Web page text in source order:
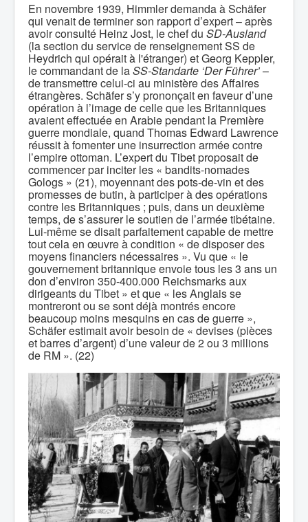
En novembre 1939, Himmler demanda à Schäfer
qui venait de terminer son rapport d’expert – après
avoir consulté Heinz Jost, le chef du SD-Ausland
(la section du service de renseignement SS de
Heydrich qui opérait à l'étranger) et Georg Keppler,
le commandant de laSS-Standarte ‘Der Führer’–
de transmettre celui-ci au ministère des Affaires
étrangères. Schäfer s’y prononçait en faveur d’une
opération à l’image de celle que les Britanniques
avaient effectuée en Arabie pendant la Première
guerre mondiale, quand Thomas Edward Lawrence
réussit à fomenter une insurrection armée contre
l’empire ottoman. L’expert du Tibet proposait de
commencer par inciter les « bandits-nomades
Gologs » (21), moyennant des pots-de-vin et des
promesses de butin, à participer à des opérations
contre les Britanniques ; puis, dans un deuxième
temps, de s’assurer le soutien de l’armée tibétaine.
Lui-même se disait parfaitement capable de mettre
tout cela en œuvre à condition « de disposer des
moyens financiers nécessaires ». Vu que « le
gouvernement britannique envoie tous les 3 ans un
don d’environ 350-400.000 Reichsmarks aux
dirigeants du Tibet » et que « les Anglais se
montreront ou se sont déjà montrés encore
beaucoup moins mesquins en cas de guerre »,
Schäfer estimait avoir besoin de « devises (pièces
et barres d’argent) d’une valeur de 2 ou 3 millions
de RM ». (22)